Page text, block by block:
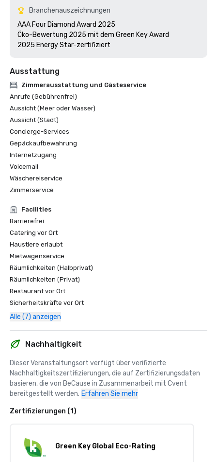
Branchenauszeichnungen
AAA Four Diamond Award 2025
Öko-Bewertung 2025 mit dem Green Key Award
Ausstattung
Zimmerausstattung und Gästeservice
Anrufe (Gebührenfrei)
Aussicht (Meer oder Wasser)
Aussicht (Stadt)
Concierge-Services
Gepäckaufbewahrung
Internetzugang
Voicemail
Wäschereiservice
Zimmerservice
Facilities
Barrierefrei
Catering vor Ort
Haustiere erlaubt
Mietwagenservice
Räumlichkeiten (Halbprivat)
Räumlichkeiten (Privat)
Restaurant vor Ort
Sicherheitskräfte vor Ort
Alle (7) anzeigen
Nachhaltigkeit
Dieser Veranstaltungsort verfügt über verifizierte
Nachhaltigkeitszertifizierungen, die auf Zertifizierungsdaten
basieren, die von BeCause in Zusammenarbeit mit Cvent
bereitgestellt werden. Erfahren Sie mehr
Zertifizierungen (1)
Green Key Global Eco-Rating